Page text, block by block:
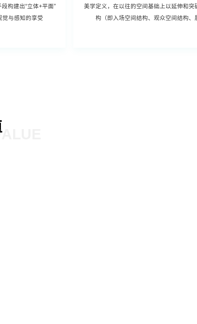
构建出“立体+平面”
觉与感知的享受
美学定义，在以往的空间基础上以延伸和突
构（即入场空间结构、观众空间结构、